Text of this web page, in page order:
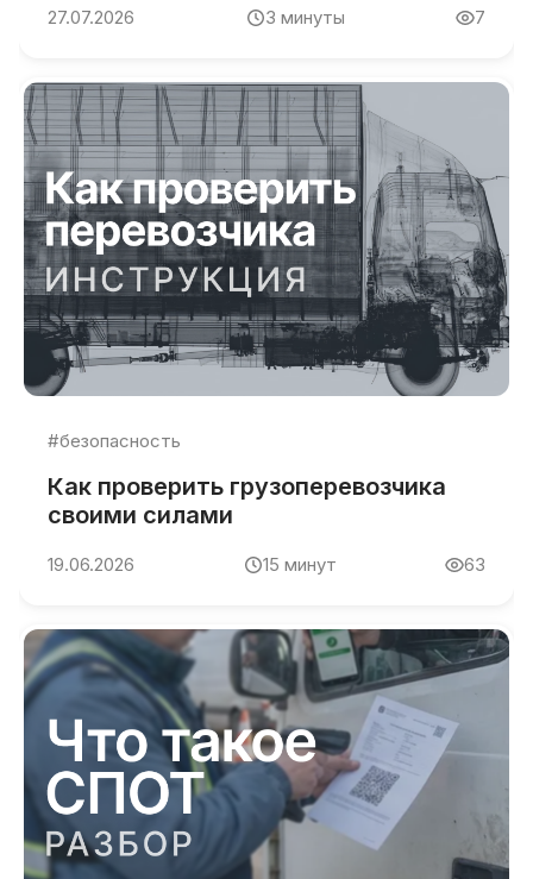
27.07.2026 3 минуты 7
#безопасность
Как проверить грузоперевозчика
своими силами
19.06.2026 15 минут 63